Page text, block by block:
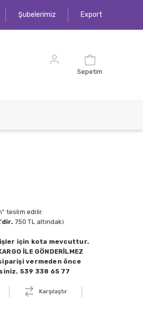
Export
Şubelerimiz
Sepetim
teslim edilir.
750 TL altındaki
için kota mevcuttur.
İLE GÖNDERİLMEZ
vermeden önce
539 338 65 77
Karşılaştır